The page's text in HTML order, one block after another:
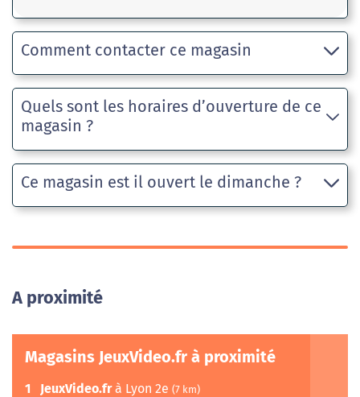
Comment contacter ce magasin
Quels sont les horaires d’ouverture de ce
magasin ?
Ce magasin est il ouvert le dimanche ?
A proximité
Magasins JeuxVideo.fr à proximité
1 JeuxVideo.frà Lyon 2e (7 km)